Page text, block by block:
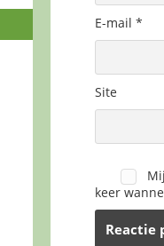
E-mail *
Site
keer